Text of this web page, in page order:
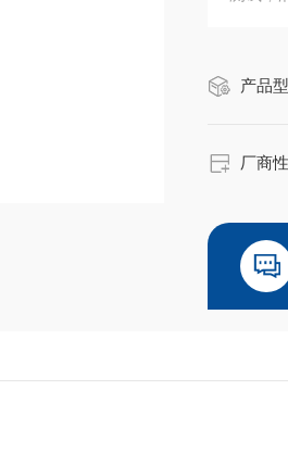
产品
厂商